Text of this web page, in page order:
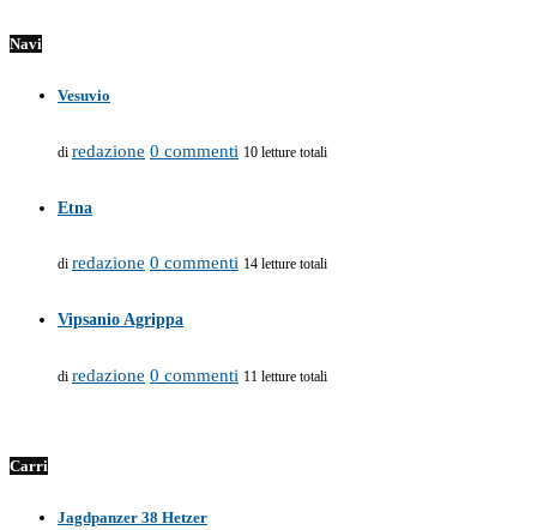
Navi
Vesuvio
di redazione 0 commenti 10 letture totali
Etna
di redazione 0 commenti 14 letture totali
Vipsanio Agrippa
di redazione 0 commenti 11 letture totali
Carri
Jagdpanzer 38 Hetzer